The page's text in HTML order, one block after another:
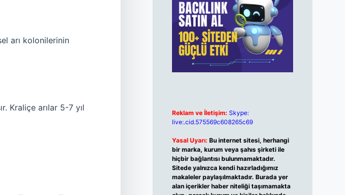
arı kolonilerinin
Kraliçe arılar 5-7 yıl
Reklam ve İletişim: Skype:
live:.cid.575569c608265c69
Yasal Uyarı: Bu internet sitesi, herhangi
bir marka, kurum veya şahıs şirketi ile
hiçbir bağlantısı bulunmamaktadır.
Sitede yalnızca kendi hazırladığımız
makaleler paylaşılmaktadır. Burada yer
alan içerikler haber niteliği taşımamakta